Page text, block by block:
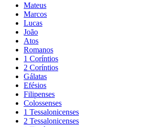
Mateus
Marcos
Lucas
João
Atos
Romanos
1 Coríntios
2 Coríntios
Gálatas
Efésios
Filipenses
Colossenses
1 Tessalonicenses
2 Tessalonicenses